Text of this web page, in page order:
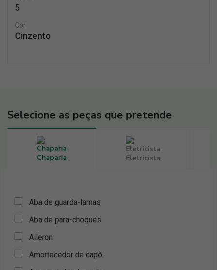
5
Cor
Cinzento
Selecione as peças que pretende
Chaparia Eletricista
Aba de guarda-lamas
Aba de para-choques
Aileron
Amortecedor de capô